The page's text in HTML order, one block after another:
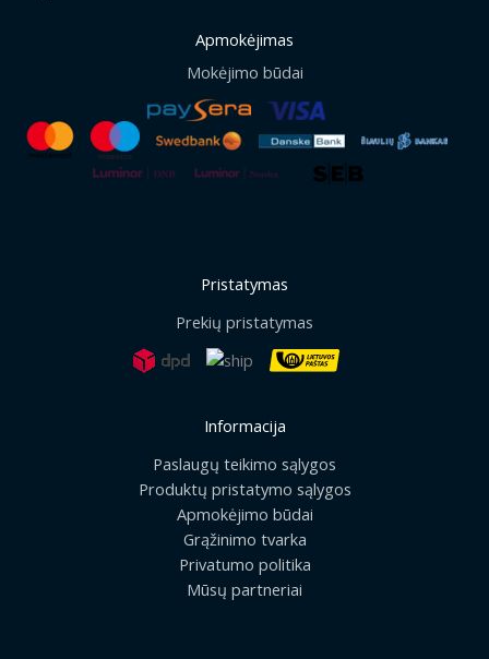
Apmokėjimas
Mokėjimo būdai
Pristatymas
Prekių pristatymas
Informacija
Paslaugų teikimo sąlygos
Produktų pristatymo sąlygos
Apmokėjimo būdai
Grąžinimo tvarka
Privatumo politika
Mūsų partneriai